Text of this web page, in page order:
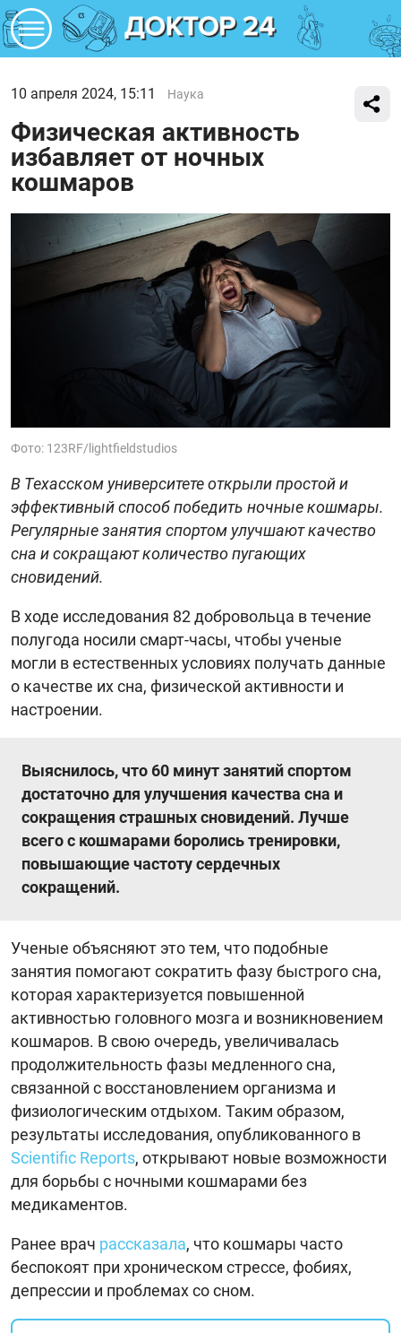
10 апреля 2024, 15:11 Наука
Физическая активность
избавляет от ночных
кошмаров
Фото: 123RF/lightfieldstudios
В Техасском университете открыли простой и
эффективный способ победить ночные кошмары.
Регулярные занятия спортом улучшают качество
сна и сокращают количество пугающих
сновидений.
В ходе исследования 82 добровольца в течение
полугода носили смарт-часы, чтобы ученые
могли в естественных условиях получать данные
о качестве их сна, физической активности и
настроении.
Выяснилось, что 60 минут занятий спортом
достаточно для улучшения качества сна и
сокращения страшных сновидений. Лучше
всего с кошмарами боролись тренировки,
повышающие частоту сердечных
сокращений.
Ученые объясняют это тем, что подобные
занятия помогают сократить фазу быстрого сна,
которая характеризуется повышенной
активностью головного мозга и возникновением
кошмаров. В свою очередь, увеличивалась
продолжительность фазы медленного сна,
связанной с восстановлением организма и
физиологическим отдыхом. Таким образом,
результаты исследования, опубликованного в
Scientific Reports, открывают новые возможности
для борьбы с ночными кошмарами без
медикаментов.
Ранее врач рассказала, что кошмары часто
беспокоят при хроническом стрессе, фобиях,
депрессии и проблемах со сном.